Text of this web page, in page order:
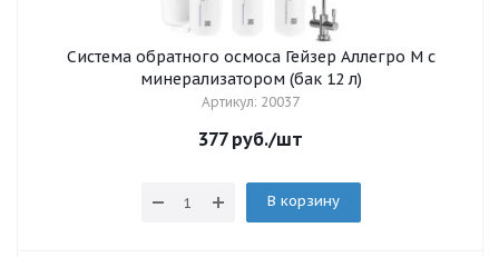
Система обратного осмоса Гейзер Аллегро М с
минерализатором (бак 12 л)
Артикул: 20037
377руб./шт
В корзину